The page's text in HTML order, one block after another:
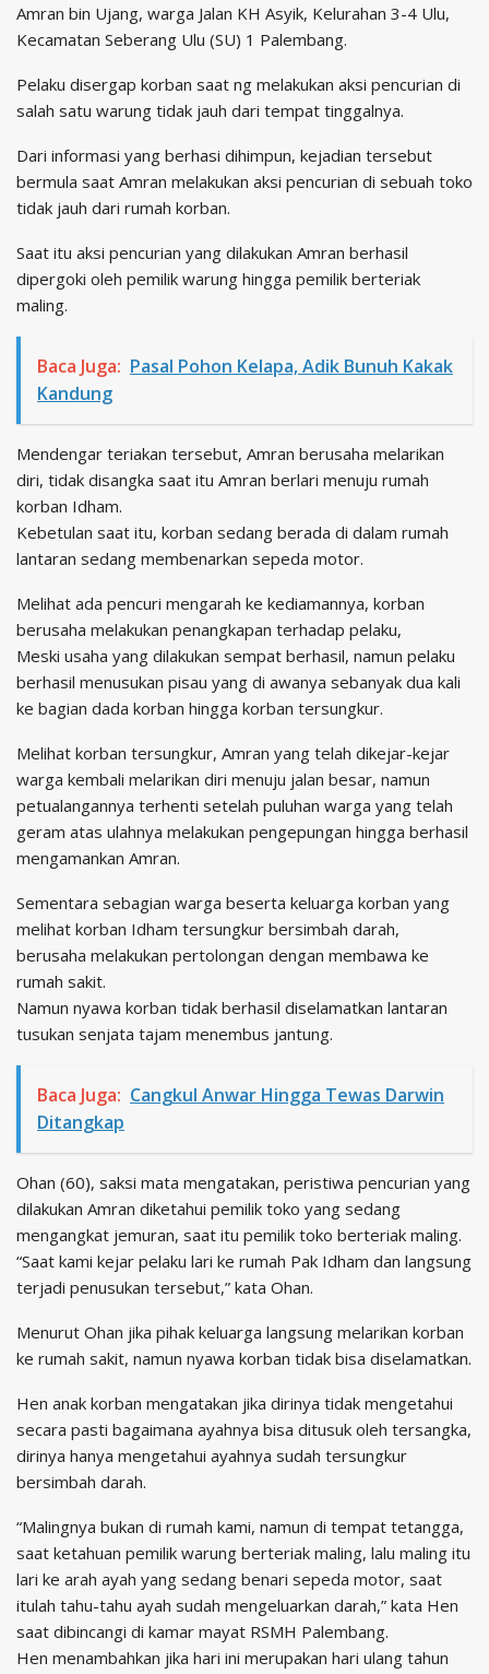
Amran bin Ujang, warga Jalan KH Asyik, Kelurahan 3-4 Ulu,
Kecamatan Seberang Ulu (SU) 1 Palembang.
Pelaku disergap korban saat ng melakukan aksi pencurian di
salah satu warung tidak jauh dari tempat tinggalnya.
Dari informasi yang berhasi dihimpun, kejadian tersebut
bermula saat Amran melakukan aksi pencurian di sebuah toko
tidak jauh dari rumah korban.
Saat itu aksi pencurian yang dilakukan Amran berhasil
dipergoki oleh pemilik warung hingga pemilik berteriak
maling.
Baca Juga: Pasal Pohon Kelapa, Adik Bunuh Kakak
Kandung
Mendengar teriakan tersebut, Amran berusaha melarikan
diri, tidak disangka saat itu Amran berlari menuju rumah
korban Idham.
Kebetulan saat itu, korban sedang berada di dalam rumah
lantaran sedang membenarkan sepeda motor.
Melihat ada pencuri mengarah ke kediamannya, korban
berusaha melakukan penangkapan terhadap pelaku,
Meski usaha yang dilakukan sempat berhasil, namun pelaku
berhasil menusukan pisau yang di awanya sebanyak dua kali
ke bagian dada korban hingga korban tersungkur.
Melihat korban tersungkur, Amran yang telah dikejar-kejar
warga kembali melarikan diri menuju jalan besar, namun
petualangannya terhenti setelah puluhan warga yang telah
geram atas ulahnya melakukan pengepungan hingga berhasil
mengamankan Amran.
Sementara sebagian warga beserta keluarga korban yang
melihat korban Idham tersungkur bersimbah darah,
berusaha melakukan pertolongan dengan membawa ke
rumah sakit.
Namun nyawa korban tidak berhasil diselamatkan lantaran
tusukan senjata tajam menembus jantung.
Baca Juga: Cangkul Anwar Hingga Tewas Darwin
Ditangkap
Ohan (60), saksi mata mengatakan, peristiwa pencurian yang
dilakukan Amran diketahui pemilik toko yang sedang
mengangkat jemuran, saat itu pemilik toko berteriak maling.
“Saat kami kejar pelaku lari ke rumah Pak Idham dan langsung
terjadi penusukan tersebut,” kata Ohan.
Menurut Ohan jika pihak keluarga langsung melarikan korban
ke rumah sakit, namun nyawa korban tidak bisa diselamatkan.
Hen anak korban mengatakan jika dirinya tidak mengetahui
secara pasti bagaimana ayahnya bisa ditusuk oleh tersangka,
dirinya hanya mengetahui ayahnya sudah tersungkur
bersimbah darah.
“Malingnya bukan di rumah kami, namun di tempat tetangga,
saat ketahuan pemilik warung berteriak maling, lalu maling itu
lari ke arah ayah yang sedang benari sepeda motor, saat
itulah tahu-tahu ayah sudah mengeluarkan darah,” kata Hen
saat dibincangi di kamar mayat RSMH Palembang.
Hen menambahkan jika hari ini merupakan hari ulang tahun